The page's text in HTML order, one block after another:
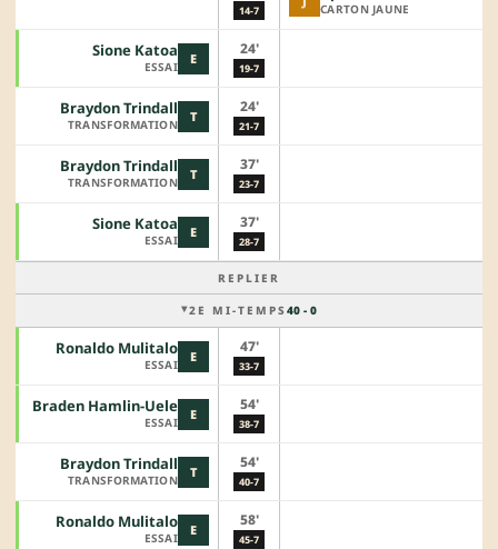
14-7 CARTON JAUNE
E
Sione Katoa
ESSAI
24'
19-7
T
Braydon Trindall
TRANSFORMATION
24'
21-7
T
Braydon Trindall
TRANSFORMATION
37'
23-7
E
Sione Katoa
ESSAI
37'
28-7
REPLIER
2E MI-TEMPS 40 - 0
E
Ronaldo Mulitalo
ESSAI
47'
33-7
E
Braden Hamlin-Uele
ESSAI
54'
38-7
T
Braydon Trindall
TRANSFORMATION
54'
40-7
E
Ronaldo Mulitalo
ESSAI
58'
45-7